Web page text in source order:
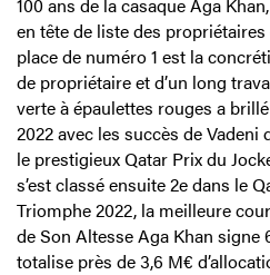
en tête de liste des
place de numéro 1 est la
de propriétaire et d’un long
verte à épaulettes rouges a
2022 avec les succès de
le prestigieux Qatar Prix du
s’est classé ensuite 2e dans le
Triomphe 2022, la meilleure
de Son Altesse Aga Khan signe
totalise près de 3,6 M€